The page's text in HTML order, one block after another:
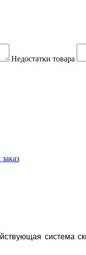
Недостатки товара
система